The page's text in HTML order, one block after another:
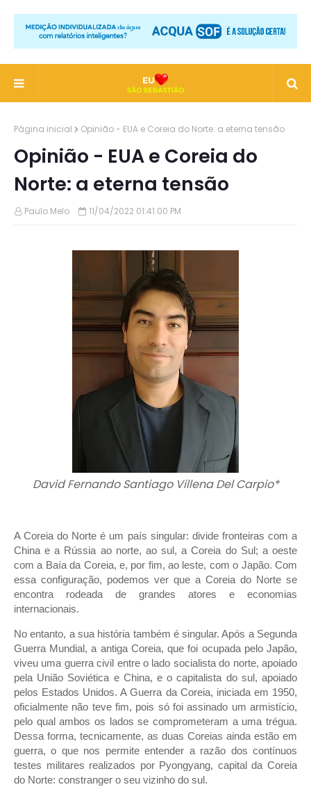
Página inicial Opinião - EUA e Coreia do Norte: a eterna tensão
Opinião - EUA e Coreia do
Norte: a eterna tensão
Paulo Melo 11/04/2022 01:41:00 PM
David Fernando Santiago Villena Del Carpio*
A Coreia do Norte é um país singular: divide fronteiras com a
China e a Rússia ao norte, ao sul, a Coreia do Sul; a oeste
com a Baía da Coreia, e, por fim, ao leste, com o Japão. Com
essa configuração, podemos ver que a Coreia do Norte se
encontra rodeada de grandes atores e economias
internacionais.
No entanto, a sua história também é singular. Após a Segunda
Guerra Mundial, a antiga Coreia, que foi ocupada pelo Japão,
viveu uma guerra civil entre o lado socialista do norte, apoiado
pela União Soviética e China, e o capitalista do sul, apoiado
pelos Estados Unidos. A Guerra da Coreia, iniciada em 1950,
oficialmente não teve fim, pois só foi assinado um armistício,
pelo qual ambos os lados se comprometeram a uma trégua.
Dessa forma, tecnicamente, as duas Coreias ainda estão em
guerra, o que nos permite entender a razão dos contínuos
testes militares realizados por Pyongyang, capital da Coreia
do Norte: constranger o seu vizinho do sul.